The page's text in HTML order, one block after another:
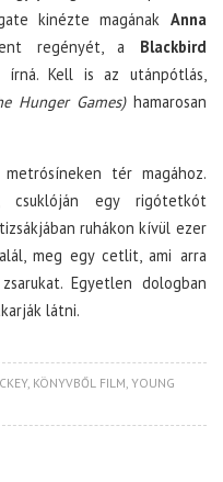
kinézte magának Anna
regényét, a Blackbird
írná. Kell is az utánpótlás,
Hunger Games)hamarosan
tér magához.
csuklóján egy rigótetkót
ruhákon kívül ezer
meg egy cetlit, ami arra
Egyetlen dologban
látni.
, KÖNYVBŐL FILM,YOUNG